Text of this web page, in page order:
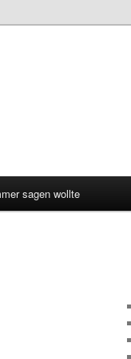
sagen wollte